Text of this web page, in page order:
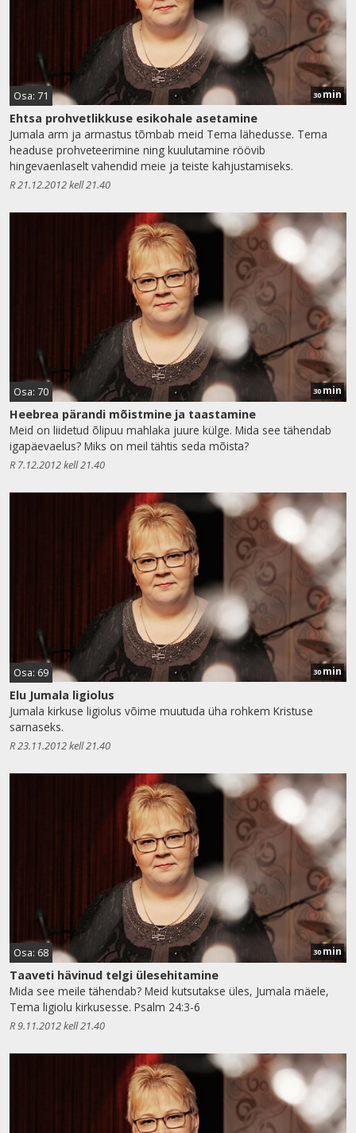
Osa: 71 30 min
Ehtsa prohvetlikkuse esikohale asetamine
Jumala arm ja armastus tõmbab meid Tema lähedusse. Tema
headuse prohveteerimine ning kuulutamine röövib
hingevaenlaselt vahendid meie ja teiste kahjustamiseks.
R 21.12.2012 kell 21.40
Osa: 70 30 min
Heebrea pärandi mõistmine ja taastamine
Meid on liidetud õlipuu mahlaka juure külge. Mida see tähendab
igapäevaelus? Miks on meil tähtis seda mõista?
R 7.12.2012 kell 21.40
Osa: 69 30 min
Elu Jumala ligiolus
Jumala kirkuse ligiolus võime muutuda üha rohkem Kristuse
sarnaseks.
R 23.11.2012 kell 21.40
Osa: 68 30 min
Taaveti hävinud telgi ülesehitamine
Mida see meile tähendab? Meid kutsutakse üles, Jumala mäele,
Tema ligiolu kirkusesse. Psalm 24:3-6
R 9.11.2012 kell 21.40